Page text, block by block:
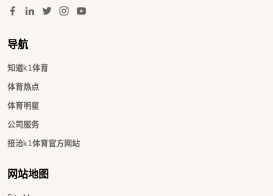
导航
知道k1体育
体育热点
体育明星
公司服务
接洽k1体育官方网站
网站地图